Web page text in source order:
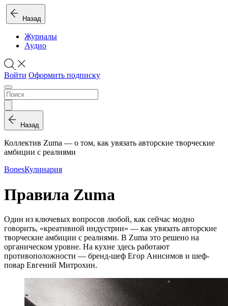
Назад
Журналы
Аудио
Войти Оформить подписку
Назад
Коллектив Zuma — о том, как увязать авторские творческие
амбиции с реалиями
BonesКулинария
Правила Zuma
Один из ключевых вопросов любой, как сейчас модно
говорить, «креативной индустрии» — как увязать авторские
творческие амбиции с реалиями. В Zuma это решено на
органическом уровне. На кухне здесь работают
противоположности — бренд-шеф Егор Анисимов и шеф-
повар Евгений Митрохин.